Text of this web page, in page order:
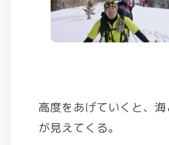
高度をあげていくと、
が見えてくる。